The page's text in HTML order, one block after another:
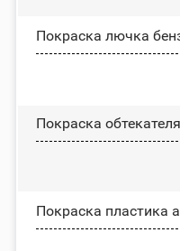
Покраска лючка
Покраска
Покраска пластика